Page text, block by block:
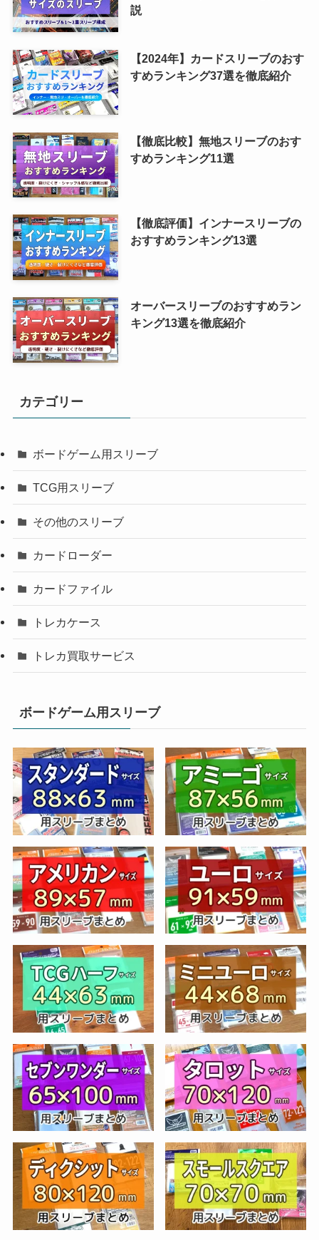
説
【2024年】カードスリーブのおす
すめランキング37選を徹底紹介
【徹底比較】無地スリーブのおす
すめランキング11選
【徹底評価】インナースリーブの
おすすめランキング13選
オーバースリーブのおすすめラン
キング13選を徹底紹介
カテゴリー
ボードゲーム用スリーブ
TCG用スリーブ
その他のスリーブ
カードローダー
カードファイル
トレカケース
トレカ買取サービス
ボードゲーム用スリーブ